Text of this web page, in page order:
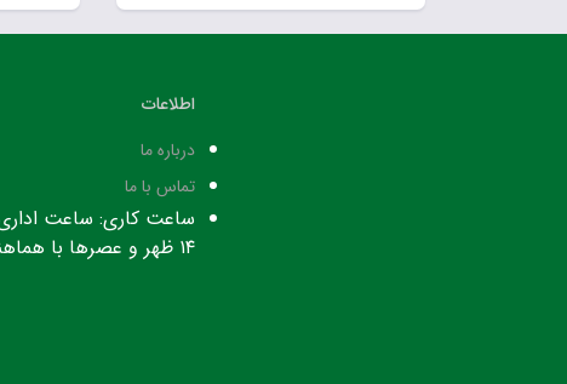
اطلاعات
درباره ما
تماس با ما
۱۴ ظهر و عصرها با هماهنگی قبلی